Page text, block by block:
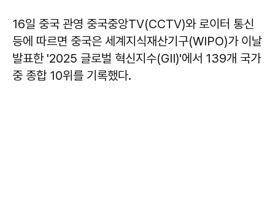
16일 중국 관영 중국중앙TV(CCTV)와 로이터 통신
등에 따르면 중국은 세계지식재산기구(WIPO)가 이날
발표한 '2025 글로벌 혁신지수(GII)'에서 139개 국가
중 종합 10위를 기록했다.